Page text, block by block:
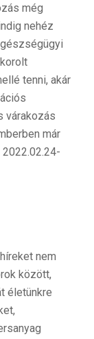
még
nehéz
tenni, akár
várakozás
már
nem
között,
életünkre